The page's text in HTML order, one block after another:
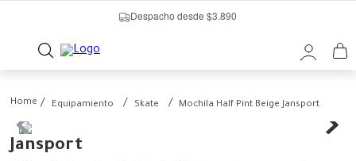
Despacho desde $3.890
Equipamiento Skate Mochila Half Pint Beige Jansport
Jansport